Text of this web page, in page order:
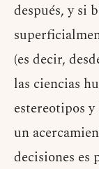
después, y si
(es decir,
las ciencias
estereotipos
un
decisiones es